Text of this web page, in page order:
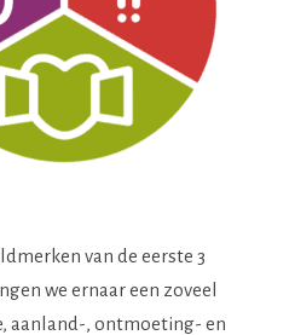
van de eerste 3
we ernaar een zoveel
aanland-, ontmoeting- en